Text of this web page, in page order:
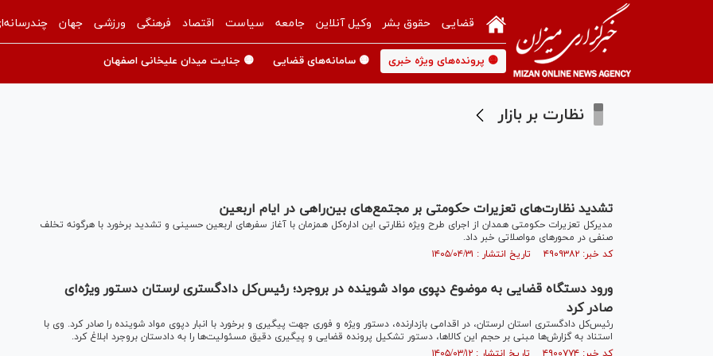
قضایی حقوق بشر وکیل آنلاین جامعه سیاست اقتصاد فرهنگی ورزشی جهان
🟡 پرونده‌های ویژه خبری 🟡 سامانه‌های قضایی 🟡 جنایت میدان علیخانی اصفهان
نظارت بر بازار
تشدید نظارت‌های تعزیرات حکومتی بر مجتمع‌های بین‌راهی در ایام اربعین
مدیرکل تعزیرات حکومتی همدان از اجرای طرح ویژه نظارتی این اداره‌کل همزمان با آغاز سفر‌های اربعین حسینی و تشدید برخورد با هرگونه تخلف
صنفی در محور‌های مواصلاتی خبر داد.
کد خبر: ۴۹۰۹۳۸۲ تاریخ انتشار : ۱۴۰۵/۰۴/۳۱
ورود دستگاه قضایی به موضوع دپوی مواد شوینده در بروجرد؛ رئیس‌کل دادگستری لرستان دستور ویژه‌ای
صادر کرد
رئیس‌کل دادگستری استان لرستان، در اقدامی بازدارنده، دستور ویژه و فوری جهت پیگیری و برخورد با انبار دپوی مواد شوینده را صادر کرد. وی با
استناد به گزارش‌ها مبنی بر حجم این کالاها، دستور تشکیل پرونده قضایی و پیگیری دقیق مسئولیت‌ها را به دادستان بروجرد ابلاغ کرد.